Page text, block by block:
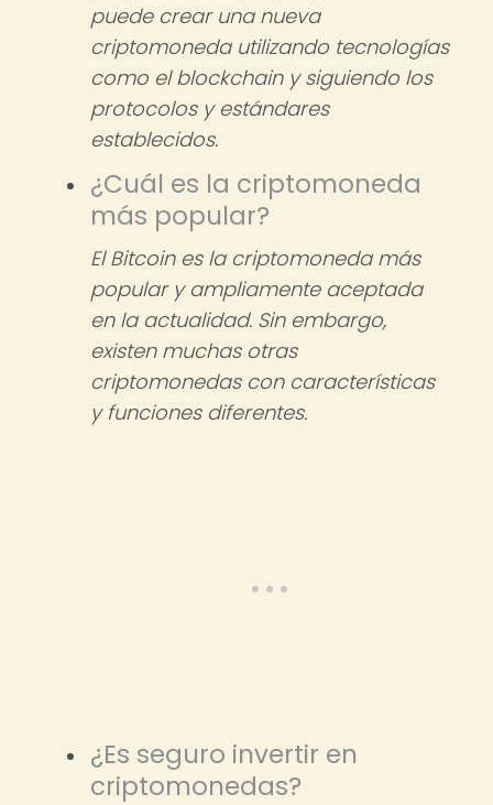
puede crear una nueva
criptomoneda utilizando tecnologías
como el blockchain y siguiendo los
protocolos y estándares
establecidos.
¿Cuál es la criptomoneda
más popular?
El Bitcoin es la criptomoneda más
popular y ampliamente aceptada
en la actualidad. Sin embargo,
existen muchas otras
criptomonedas con características
y funciones diferentes.
¿Es seguro invertir en
criptomonedas?